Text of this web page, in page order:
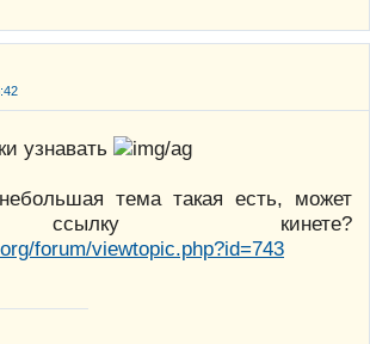
узнавать
тема такая есть, может
кинете?
forum/viewtopic.php?id=743